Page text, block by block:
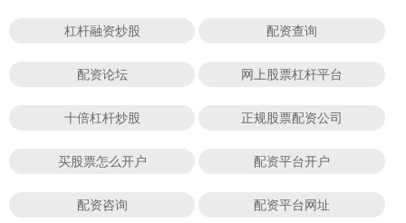
杠杆融资炒股 配资查询
配资论坛 网上股票杠杆平台
十倍杠杆炒股 正规股票配资公司
买股票怎么开户 配资平台开户
配资咨询 配资平台网址